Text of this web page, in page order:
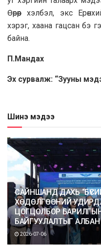
Өөрөөр хэлбэл, экс
хэрэг, хаана гацсан бэ
байна.
П.Мандах
Эх сурвалж: “Зууны
Шинэ мэдээ
САЙНШАНД ДАХЬ
ХӨДӨЛГӨӨНИЙ
ЦОГЦОЛБОР
БАЙГУУЛАЛТЫГ АЛБАН
2026-07-06